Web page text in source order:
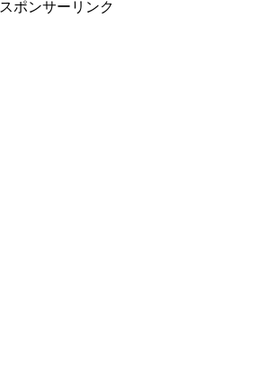
スポンサーリンク